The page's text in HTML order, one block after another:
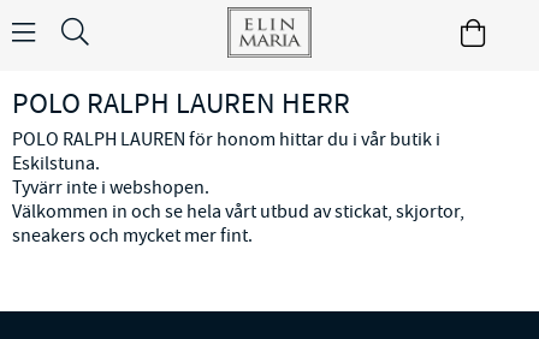
POLO RALPH LAUREN HERR
POLO RALPH LAUREN för honom hittar du i vår butik i
Eskilstuna.
Tyvärr inte i webshopen.
Välkommen in och se hela vårt utbud av stickat, skjortor,
sneakers och mycket mer fint.